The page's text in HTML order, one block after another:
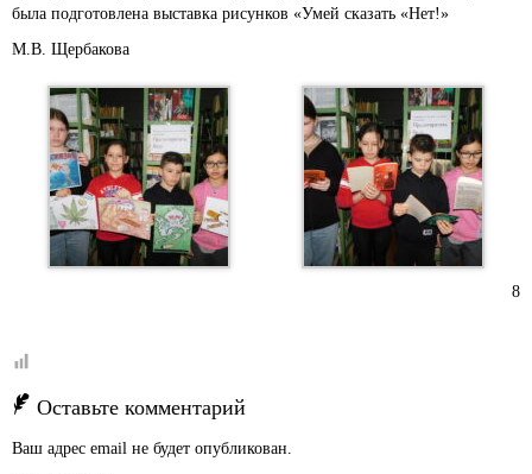
была подготовлена выставка рисунков «Умей сказать «Нет!»
М.В. Щербакова
8
Оставьте комментарий
Ваш адрес email не будет опубликован.